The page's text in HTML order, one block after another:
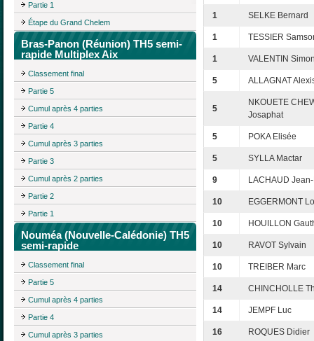
Partie 1
Étape du Grand Chelem
Bras-Panon (Réunion) TH5 semi-
rapide Multiplex Aix
Classement final
Partie 5
Cumul après 4 parties
Partie 4
Cumul après 3 parties
Partie 3
Cumul après 2 parties
Partie 2
Partie 1
Nouméa (Nouvelle-Calédonie) TH5
semi-rapide
Classement final
Partie 5
Cumul après 4 parties
Partie 4
Cumul après 3 parties
1 SELKE Bernard
1 TESSIER
1 VALENTIN
5 ALLAGNAT
5
NKOUETE
Josaphat
5 POKA Elisée
5 SYLLA Mactar
9 LACHAUD
10 EGGERMONT
10 HOUILLON
10 RAVOT Sylvain
10 TREIBER Marc
14 CHINCHOLLE
14 JEMPF Luc
16 ROQUES Didier